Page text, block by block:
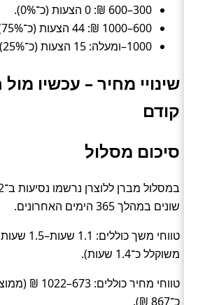
300–600 ₪: 0 הצעות (כ־0%).
600–1000 ₪: 44 הצעות (כ־75%).
1000–ומעלה: 15 הצעות (כ־25%).
שינויי מחיר – עכשיו מול
קודם
סיכום מסלול
שונים במהלך 365 הימים האחרונים.
טווחי משך
משוקלל כ־1.4 שעות).
טווחי מחיר
כ־867 ₪).